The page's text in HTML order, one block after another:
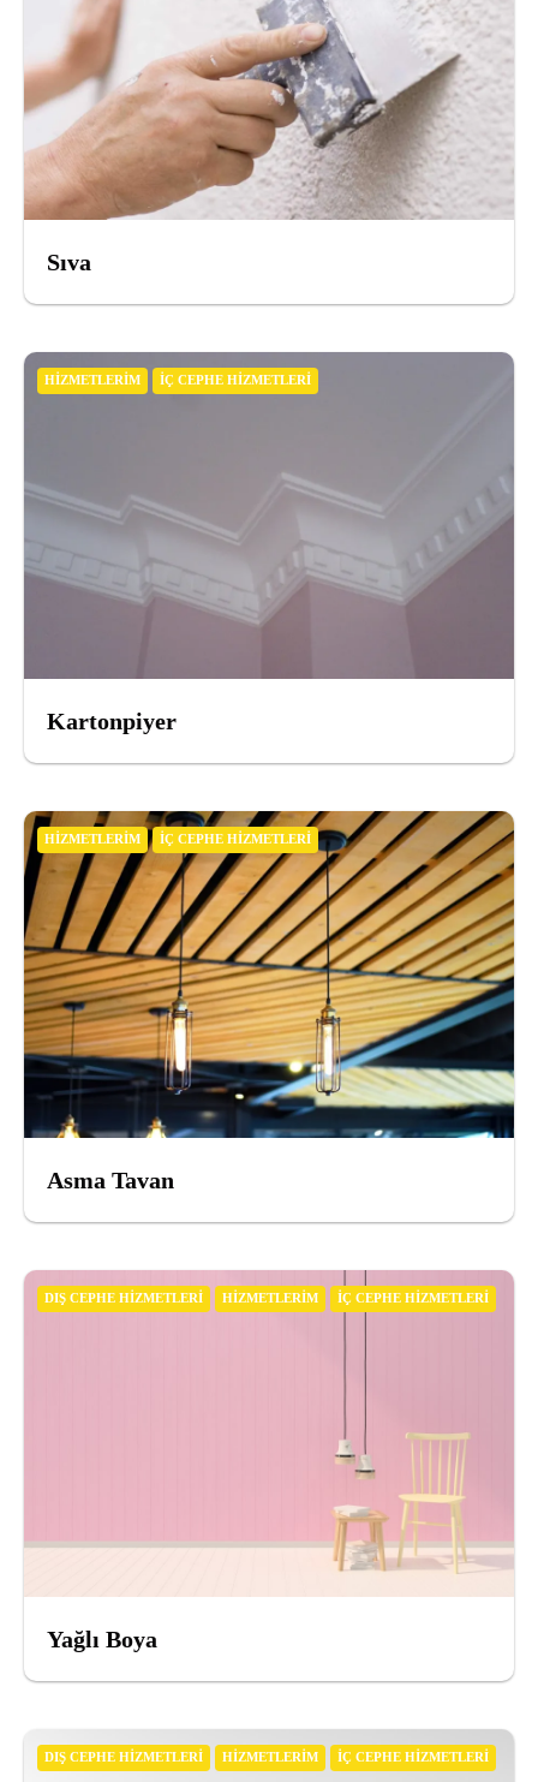
Sıva
HIZMETLERIM İÇ CEPHE HIZMETLERI
Kartonpiyer
HIZMETLERIM İÇ CEPHE HIZMETLERI
Asma Tavan
DIŞ CEPHE HIZMETLERI HIZMETLERIM İÇ CEPHE HIZMETLERI
Yağlı Boya
DIŞ CEPHE HIZMETLERI HIZMETLERIM İÇ CEPHE HIZMETLERI